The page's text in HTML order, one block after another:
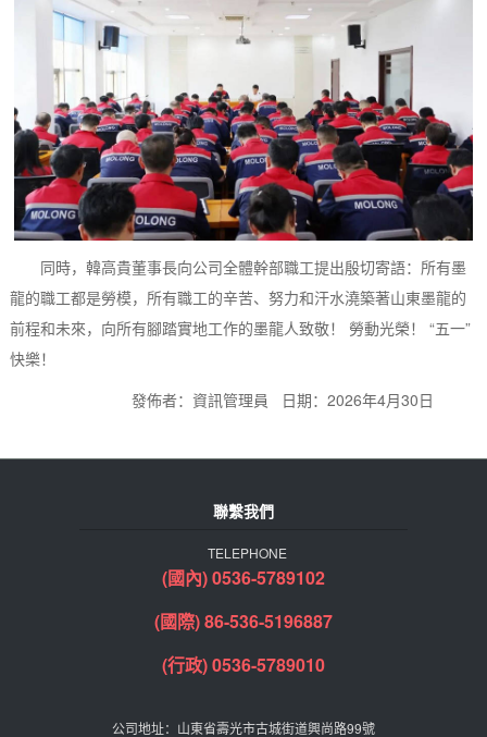
同時，韓高貴董事長向公司全體幹部職工提出殷切寄語：所有墨
龍的職工都是勞模，所有職工的辛苦、努力和汗水澆築著山東墨龍的
前程和未來，向所有腳踏實地工作的墨龍人致敬！ 勞動光榮！ “五一”
快樂！
發佈者：資訊管理員 日期：2026年4月30日
聯繫我們
TELEPHONE
(國內) 0536-5789102
(國際) 86-536-5196887
(行政) 0536-5789010
公司地址：山東省壽光市古城街道興尚路99號